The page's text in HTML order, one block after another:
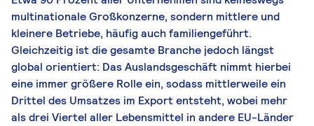
multinationale Großkonzerne, sondern mittlere und
kleinere Betriebe, häufig auch familiengeführt.
Gleichzeitig ist die gesamte Branche jedoch längst
global orientiert: Das Auslandsgeschäft nimmt hierbei
eine immer größere Rolle ein, sodass mittlerweile ein
Drittel des Umsatzes im Export entsteht, wobei mehr
als drei Viertel aller Lebensmittel in andere EU-Länder